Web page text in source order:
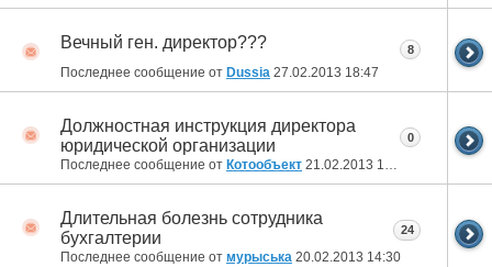
Вечный ген. директор???
Последнее сообщение от Dussia 27.02.2013 18:47
8
Должностная инструкция директора
юридической организации
Последнее сообщение от Котообъект 21.02.2013 17:03
0
Длительная болезнь сотрудника
бухгалтерии
Последнее сообщение от мурыська 20.02.2013 14:30
24